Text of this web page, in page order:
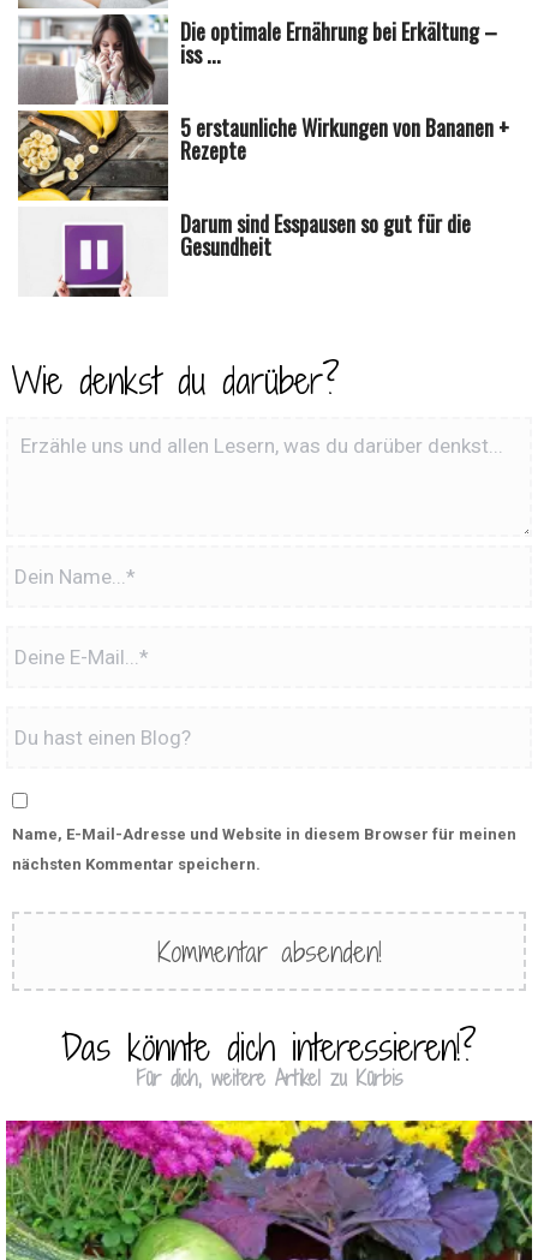
Die optimale Ernährung bei Erkältung –
iss ...
5 erstaunliche Wirkungen von Bananen +
Rezepte
Darum sind Esspausen so gut für die
Gesundheit
Wie denkst du darüber?
Name, E-Mail-Adresse und Website in diesem Browser für meinen
nächsten Kommentar speichern.
Das könnte dich interessieren!?
Für dich, weitere Artikel zu Kürbis